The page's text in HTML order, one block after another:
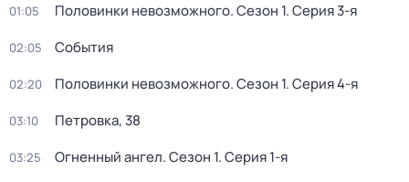
01:05 Половинки невозможного. Сезон 1. Серия 3-я
02:05 События
02:20 Половинки невозможного. Сезон 1. Серия 4-я
03:10 Петровка, 38
03:25 Огненный ангел. Сезон 1. Серия 1-я